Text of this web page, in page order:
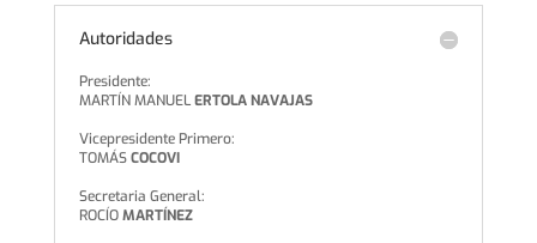
Autoridades
Presidente:
MARTÍN MANUELERTOLA NAVAJAS
Vicepresidente Primero:
TOMÁSCOCOVI
Secretaria General:
ROCÍOMARTÍNEZ